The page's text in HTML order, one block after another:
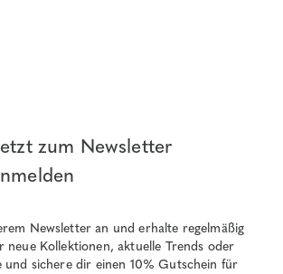
zum Newsletter
Newsletter an und erhalte regelmäßig
neue Kollektionen, aktuelle Trends oder
und sichere dir einen 10% Gutschein für